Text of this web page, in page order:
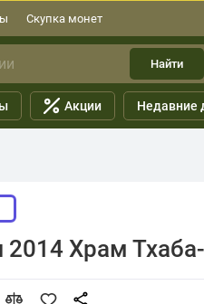
Скупка монет
Найти
Акции Недавние
2014 Храм